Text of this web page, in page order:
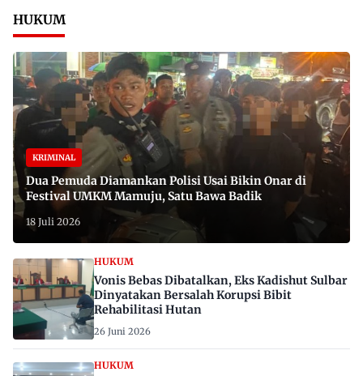
HUKUM
KRIMINAL
Dua Pemuda Diamankan Polisi Usai Bikin Onar di
Festival UMKM Mamuju, Satu Bawa Badik
18 Juli 2026
HUKUM
Vonis Bebas Dibatalkan, Eks Kadishut Sulbar
Dinyatakan Bersalah Korupsi Bibit
Rehabilitasi Hutan
26 Juni 2026
HUKUM